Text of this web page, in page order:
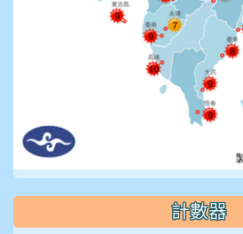
計數器